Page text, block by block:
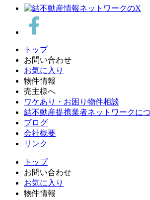
トップ
お問い合わせ
お気に入り
物件情報
売主様へ
ワケあり・お困り物件相談
結不動産提携業者ネットワークに
ブログ
会社概要
リンク
トップ
お問い合わせ
お気に入り
物件情報